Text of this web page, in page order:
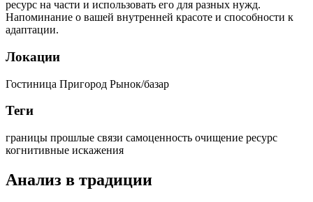
ресурс на части и использовать его для разных нужд.
Напоминание о вашей внутренней красоте и способности к
адаптации.
Локации
Гостиница Пригород Рынок/базар
Теги
границы прошлые связи самоценность очищение ресурс
когнитивные искажения
Анализ в традиции